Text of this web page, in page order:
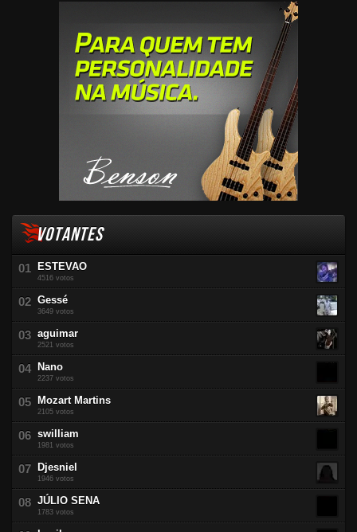
VOTANTES
ESTEVAO
4516 votos
Gessé
3649 votos
aguimar
2521 votos
Nano
2237 votos
Mozart Martins
2105 votos
swilliam
1981 votos
Djesniel
1946 votos
JÚLIO SENA
1783 votos